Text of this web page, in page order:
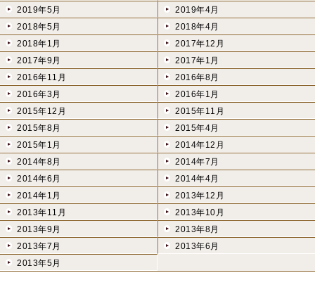
2019年5月
2019年4月
2018年5月
2018年4月
2018年1月
2017年12月
2017年9月
2017年1月
2016年11月
2016年8月
2016年3月
2016年1月
2015年12月
2015年11月
2015年8月
2015年4月
2015年1月
2014年12月
2014年8月
2014年7月
2014年6月
2014年4月
2014年1月
2013年12月
2013年11月
2013年10月
2013年9月
2013年8月
2013年7月
2013年6月
2013年5月